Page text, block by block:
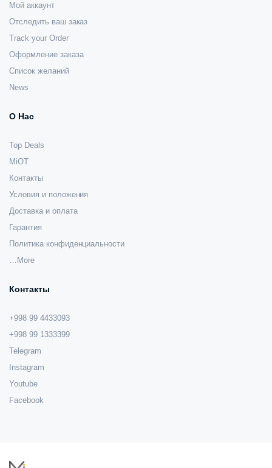
Мой аккаунт
Отследить ваш заказ
Track your Order
Оформление заказа
Список желаний
News
О Нас
Top Deals
MiOT
Контакты
Условия и положения
Доставка и оплата
Гарантия
Политика конфиденциальности
…More
Контакты
+998 99 4433093
+998 99 1333399
Telegram
Instagram
Youtube
Facebook